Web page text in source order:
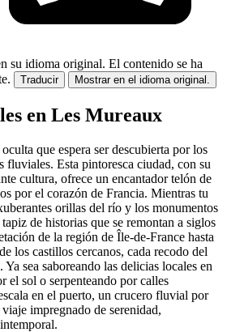
su idioma original. El contenido se ha
Traducir Mostrar en el idioma original.
en Les Mureaux
que espera ser descubierta por los
fluviales. Esta pintoresca ciudad, con su
cultura, ofrece un encantador telón de
por el corazón de Francia. Mientras tu
orillas del río y los monumentos
de historias que se remontan a siglos
de la región de Île-de-France hasta
los castillos cercanos, cada recodo del
sea saboreando las delicias locales en
el sol o serpenteando por calles
en el puerto, un crucero fluvial por
impregnado de serenidad,